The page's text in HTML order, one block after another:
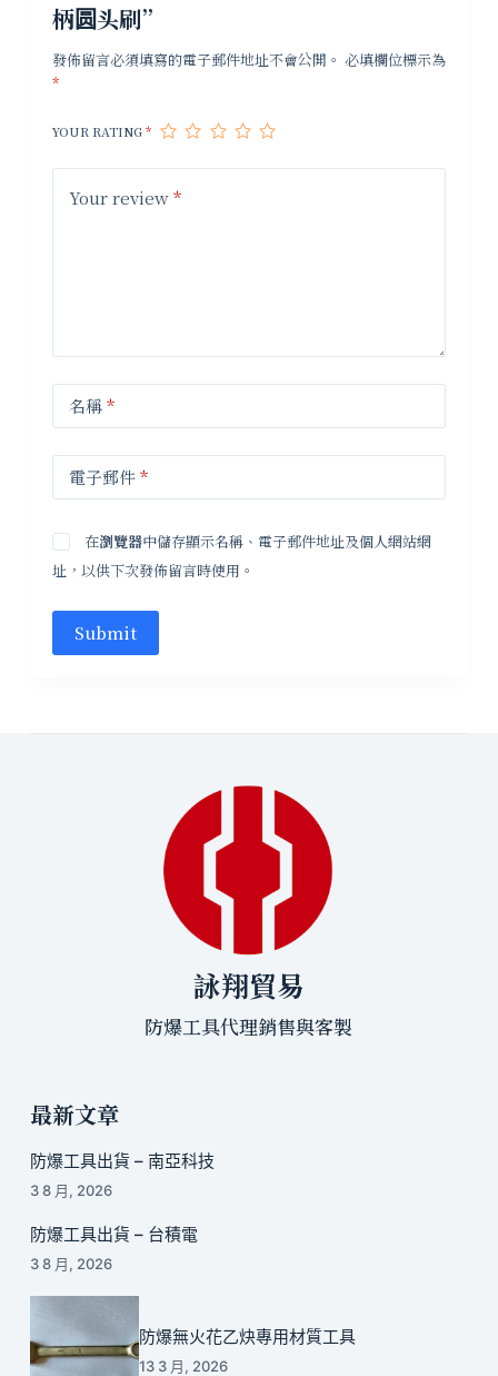
柄圆头刷”
發佈留言必須填寫的電子郵件地址不會公開。 必填欄位標示為
*
YOUR RATING*
Your review*
名稱*
電子郵件*
在瀏覽器中儲存顯示名稱、電子郵件地址及個人網站網
址，以供下次發佈留言時使用。
Submit
詠翔貿易
防爆工具代理銷售與客製
最新文章
防爆工具出貨 – 南亞科技
3 8 月, 2026
防爆工具出貨 – 台積電
3 8 月, 2026
防爆無火花乙炔專用材質工具
13 3 月, 2026